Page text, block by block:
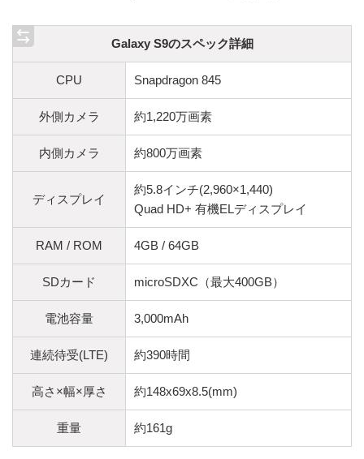
Galaxy S9のスペック詳細
CPU Snapdragon 845
外側カメラ 約1,220万画素
内側カメラ 約800万画素
ディスプレイ
約5.8インチ(2,960×1,440)
Quad HD+ 有機ELディスプレイ
RAM / ROM 4GB / 64GB
SDカード microSDXC（最大400GB）
電池容量 3,000mAh
連続待受(LTE) 約390時間
高さ×幅×厚さ 約148x69x8.5(mm)
重量 約161g